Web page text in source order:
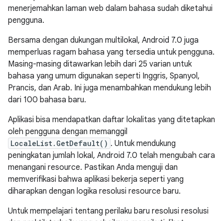
menerjemahkan laman web dalam bahasa sudah diketahui
pengguna.
Bersama dengan dukungan multilokal, Android 7.0 juga
memperluas ragam bahasa yang tersedia untuk pengguna.
Masing-masing ditawarkan lebih dari 25 varian untuk
bahasa yang umum digunakan seperti Inggris, Spanyol,
Prancis, dan Arab. Ini juga menambahkan mendukung lebih
dari 100 bahasa baru.
Aplikasi bisa mendapatkan daftar lokalitas yang ditetapkan
oleh pengguna dengan memanggil
LocaleList.GetDefault() . Untuk mendukung
peningkatan jumlah lokal, Android 7.0 telah mengubah cara
menangani resource. Pastikan Anda menguji dan
memverifikasi bahwa aplikasi bekerja seperti yang
diharapkan dengan logika resolusi resource baru.
Untuk mempelajari tentang perilaku baru resolusi resolusi